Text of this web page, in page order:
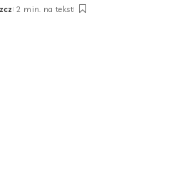
2 min. na tekst